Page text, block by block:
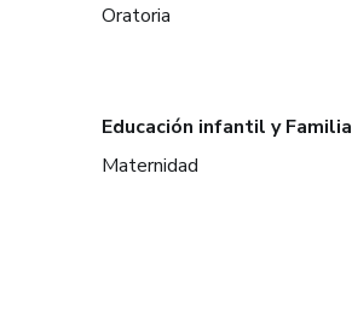
Oratoria
Educación infantil y Familia
Maternidad